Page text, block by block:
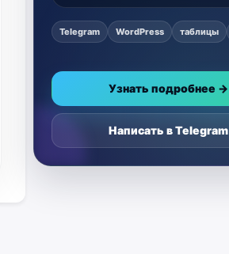
Telegram WordPress таблицы
Узнать подробнее →
Написать в Telegram